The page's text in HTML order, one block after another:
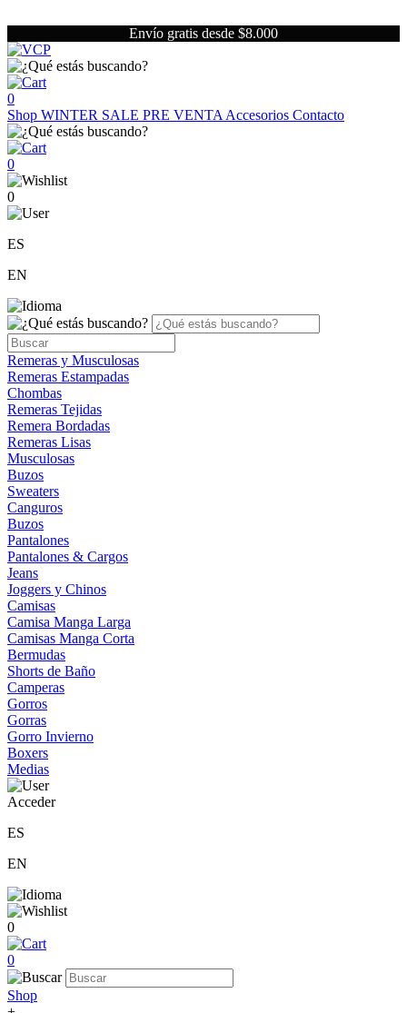
Envío gratis desde $8.000
0
Shop WINTER SALE PRE VENTA Accesorios Contacto
0
0
ES
EN
Remeras y Musculosas
Remeras Estampadas
Chombas
Remeras Tejidas
Remera Bordadas
Remeras Lisas
Musculosas
Buzos
Sweaters
Canguros
Buzos
Pantalones
Pantalones & Cargos
Jeans
Joggers y Chinos
Camisas
Camisa Manga Larga
Camisas Manga Corta
Bermudas
Shorts de Baño
Camperas
Gorros
Gorras
Gorro Invierno
Boxers
Medias
Acceder
ES
EN
0
0
Shop